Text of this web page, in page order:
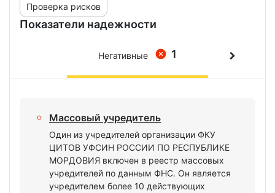
Показатели надежности
Проверка рисков
1
Негативные
Массовый учредитель
Один из учредителей организации ФКУ
ЦИТОВ УФСИН РОССИИ ПО РЕСПУБЛИКЕ
МОРДОВИЯ включен в реестр массовых
учредителей по данным ФНС. Он является
учредителем более 10 действующих